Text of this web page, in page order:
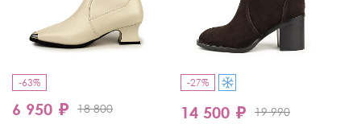
-63%
6 950 ₽ 18 800
-27%
14 500 ₽ 19 990